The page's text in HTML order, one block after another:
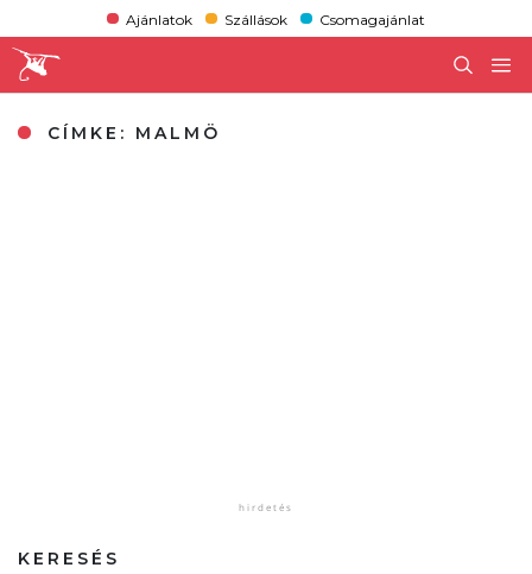
Ajánlatok Szállások Csomagajánlat
CÍMKE: MALMÖ
KERESÉS